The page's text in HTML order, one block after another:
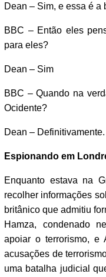
Dean – Sim, e essa é a
BBC – Então eles
para eles?
Dean – Sim
BBC – Quando na
Ocidente?
Dean – Definitivamente.
Espionando em
Enquanto estava na
recolher informações
britânico que admitiu
Hamza, condenado
apoiar o terrorismo, e
acusações de
uma batalha judicial